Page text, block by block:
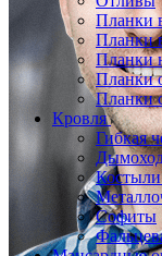
Планки
Планки
Планки
Планки
Планки
Кровля
Гибкая
Софиты